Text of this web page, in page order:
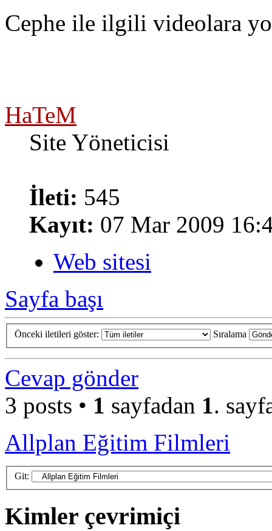
Cephe ile ilgili videolara
HaTeM
Site Yöneticisi
İleti: 545
Kayıt: 07 Mar 2009
Web sitesi
Sayfa başı
Önceki iletileri göster: Sıralama
Cevap gönder
3 posts • 1 sayfadan 1.
Allplan Eğitim Filmleri
Git:
Kimler çevrimiçi